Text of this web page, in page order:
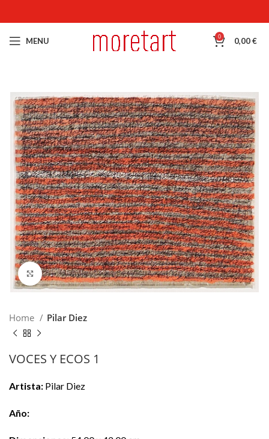
MENU 0 0,00€
Click para hacer zoom
Home Pilar Diez
VOCES Y ECOS 1
Artista: Pilar Diez
Año: